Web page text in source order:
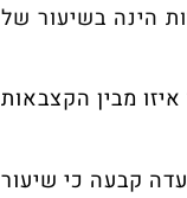
הינה בשיעור של
מבין הקצבאות
בשיעור של 100% ומעלה, או שהוועדה קבעה כי שיעור